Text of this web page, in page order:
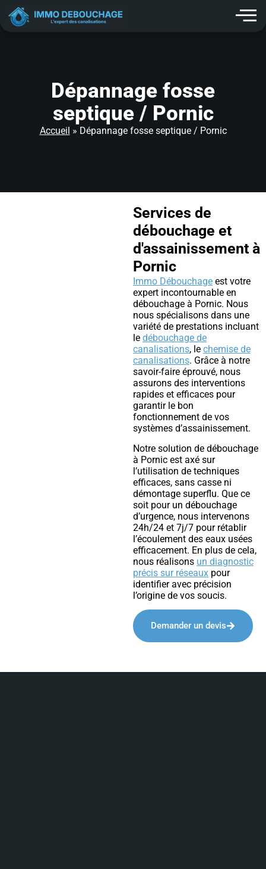
principal
Dépannage fosse
septique / Pornic
Accueil » Dépannage fosse septique / Pornic
Services de
débouchage et
d'assainissement à
Pornic
Immo Débouchage est votre
expert incontournable en
débouchage à Pornic. Nous
nous spécialisons dans une
variété de prestations incluant
le débouchage de
canalisations, le chemise de
canalisations. Grâce à notre
savoir-faire éprouvé, nous
assurons des interventions
rapides et efficaces pour
garantir le bon
fonctionnement de vos
systèmes d’assainissement.
Notre solution de débouchage
à Pornic est axé sur
l’utilisation de techniques
efficaces, sans casse ni
démontage superflu. Que ce
soit pour un débouchage
d’urgence, nous intervenons
24h/24 et 7j/7 pour rétablir
l’écoulement des eaux usées
efficacement. En plus de cela,
nous réalisons un diagnostic
précis sur réseaux pour
identifier avec précision
l’origine de vos soucis.
Demander un devis